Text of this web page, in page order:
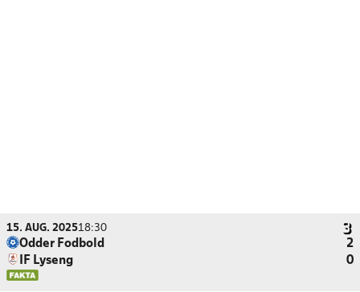
15. AUG. 202518:30
Odder Fodbold
2
IF Lyseng
0